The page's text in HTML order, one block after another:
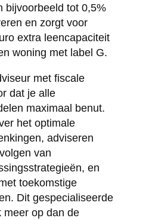
bijvoorbeeld tot 0,5%
en zorgt voor
extra leencapaciteit
woning met label G.
met fiscale
dat je alle
maximaal benut.
het optimale
adviseren
van
en
toekomstige
Dit gespecialiseerde
meer op dan de